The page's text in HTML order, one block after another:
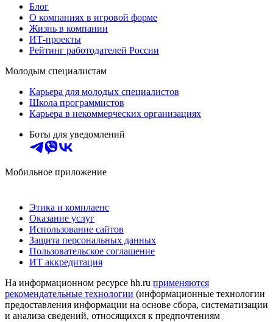
Блог
О компаниях в игровой форме
Жизнь в компании
ИТ-проекты
Рейтинг работодателей России
Молодым специалистам
Карьера для молодых специалистов
Школа программистов
Карьера в некоммерческих организациях
Боты для уведомлений
Мобильное приложение
Этика и комплаенс
Оказание услуг
Использование сайтов
Защита персональных данных
Пользовательское соглашение
ИТ аккредитация
На информационном ресурсе hh.ru применяются
рекомендательные технологии (информационные технологии
предоставления информации на основе сбора, систематизации
и анализа сведений, относящихся к предпочтениям